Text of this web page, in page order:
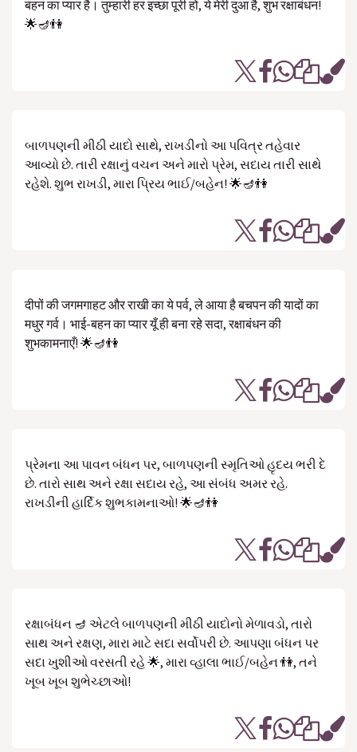
बहन का प्यार है। तुम्हारी हर इच्छा पूरी हो, ये मेरी दुआ है, शुभ रक्षाबंधन!
🌟🪔👫
બાળપણની મીઠી યાદો સાથે, રાખડીનો આ પવિત્ર તહેવાર
આવ્યો છે. તારી રક્ષાનું વચન અને મારો પ્રેમ, સદાય તારી સાથે
રહેશે. શુભ રાખડી, મારા પ્રિય ભાઈ/બહેન! 🌟🪔👫
दीपों की जगमगाहट और राखी का ये पर्व, ले आया है बचपन की यादों का
मधुर गर्व। भाई-बहन का प्यार यूँ ही बना रहे सदा, रक्षाबंधन की
शुभकामनाएँ! 🌟🪔👫
પ્રેમના આ પાવન બંધન પર, બાળપણની સ્મૃતિઓ હૃદય ભરી દે
છે. તારો સાથ અને રક્ષા સદાય રહે, આ સંબંધ અમર રહે.
રાખડીની હાર્દિક શુભકામનાઓ! 🌟🪔👫
રક્ષાબંધન 🪔 એટલે બાળપણની મીઠી યાદોનો મેળાવડો, તારો
સાથ અને રક્ષણ, મારા માટે સદા સર્વોપરી છે. આપણા બંધન પર
સદા ખુશીઓ વરસતી રહે 🌟, મારા વ્હાલા ભાઈ/બહેન 👫, તને
ખૂબ ખૂબ શુભેચ્છાઓ!